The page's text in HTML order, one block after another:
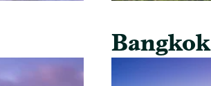
Bangkok